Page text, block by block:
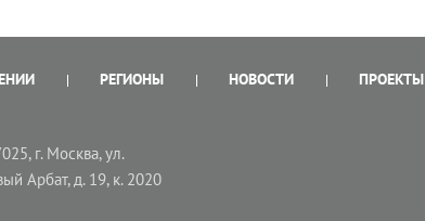
РЕГИОНЫ НОВОСТИ ПРОЕКТЫ
г. Москва, ул.
Арбат, д. 19, к. 2020